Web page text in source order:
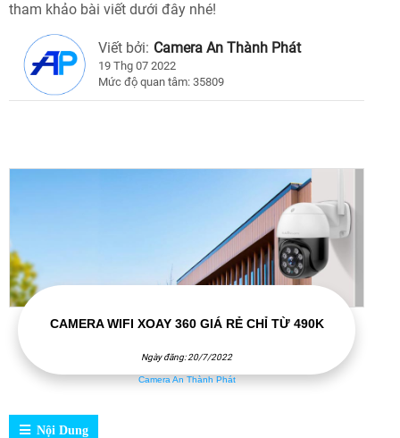
tham khảo bài viết dưới đây nhé!
Viết bởi: Camera An Thành Phát
19 Thg 07 2022
Mức độ quan tâm: 35809
CAMERA WIFI XOAY 360 GIÁ RẺ CHỈ TỪ 490K
Ngày đăng: 20/7/2022
Camera An Thành Phát
Nội Dung